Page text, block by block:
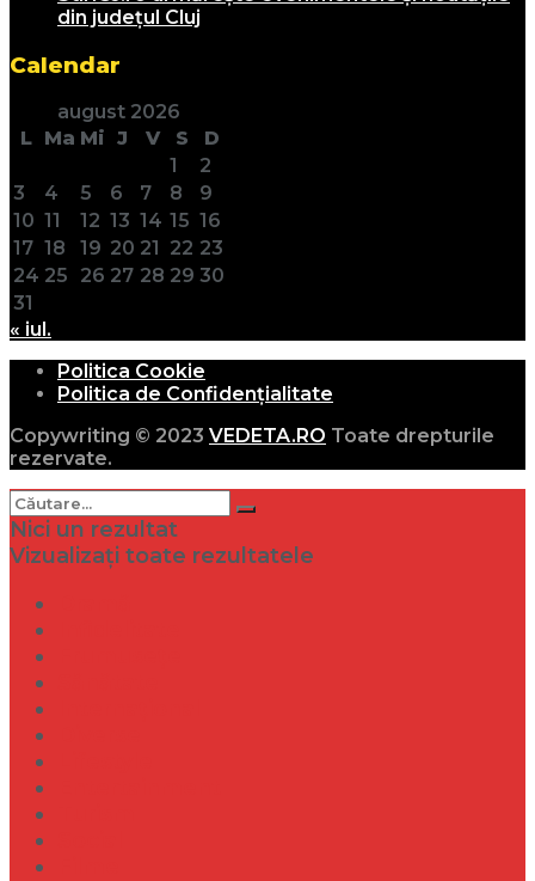
din județul Cluj
Calendar
august 2026
L Ma Mi J V S
D
1
2
3
4 5 6 7 8
9
10 11 12 13 14 15 16
17 18 19 20 21 22 23
24 25 26 27 28 29 30
31
« iul.
Politica Cookie
Politica de Confidențialitate
Copywriting © 2023 VEDETA.RO Toate drepturile
rezervate.
Nici un rezultat
Vizualizați toate rezultatele